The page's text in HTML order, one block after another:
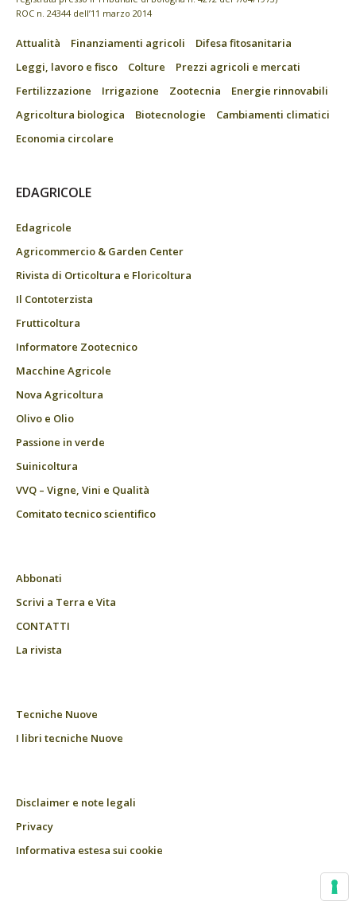
ROC n. 24344 dell’11 marzo 2014
Attualità Finanziamenti agricoli
Difesa fitosanitaria
Leggi, lavoro e fisco
Colture
Prezzi agricoli e mercati
Fertilizzazione
Irrigazione Zootecnia
Energie rinnovabili
Agricoltura biologica
Biotecnologie
Cambiamenti climatici
Economia circolare
EDAGRICOLE
Edagricole
Agricommercio & Garden Center
Rivista di Orticoltura e Floricoltura
Il Contoterzista
Frutticoltura
Informatore Zootecnico
Macchine Agricole
Nova Agricoltura
Olivo e Olio
Passione in verde
Suinicoltura
VVQ – Vigne, Vini e Qualità
Comitato tecnico scientifico
Abbonati
Scrivi a Terra e Vita
CONTATTI
La rivista
Tecniche Nuove
I libri tecniche Nuove
Disclaimer e note legali
Privacy
Informativa estesa sui cookie